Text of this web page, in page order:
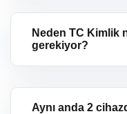
Neden TC Kimlik
gerekiyor?
Aynı anda 2